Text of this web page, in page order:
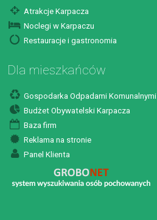
Atrakcje Karpacza
Noclegi w Karpaczu
Restauracje i gastronomia
Dla mieszkańców
Gospodarka Odpadami Komunalnymi
Budżet Obywatelski Karpacza
Baza firm
Reklama na stronie
Panel Klienta